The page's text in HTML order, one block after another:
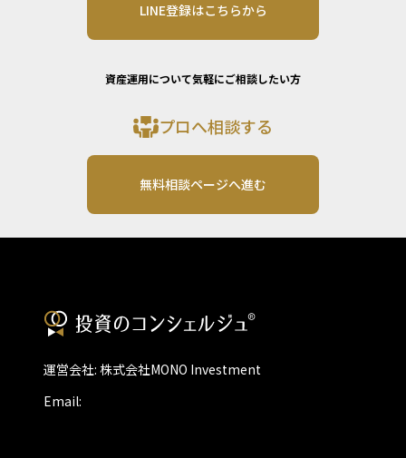
LINE登録はこちらから
資産運用について気軽にご相談したい方
プロへ相談する
無料相談ページへ進む
運営会社: 株式会社MONO Investment
Email: